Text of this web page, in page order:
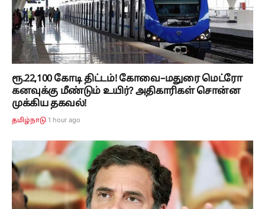
ரூ.22,100 கோடி திட்டம்! கோவை–மதுரை மெட்ரோ
கனவுக்கு மீண்டும் உயிர்? அதிகாரிகள் சொன்ன
முக்கிய தகவல்!
தமிழ்நாடு 1 hour ago